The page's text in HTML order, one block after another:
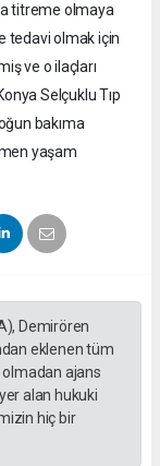
titreme olmaya
tedavi olmak için
ve o ilaçları
Selçuklu Tıp
bakıma
yaşam
Demirören
eklenen tüm
ajans
alan hukuki
hiç bir